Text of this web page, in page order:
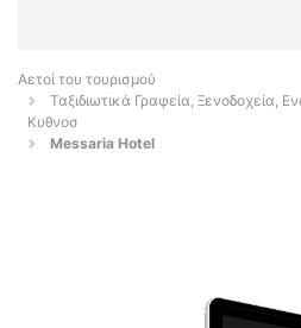
Αετοί του τουρισμού
Ταξιδιωτικά Γραφεία, Ξενοδοχεία,
Κυθνοσ
Messaria Hotel